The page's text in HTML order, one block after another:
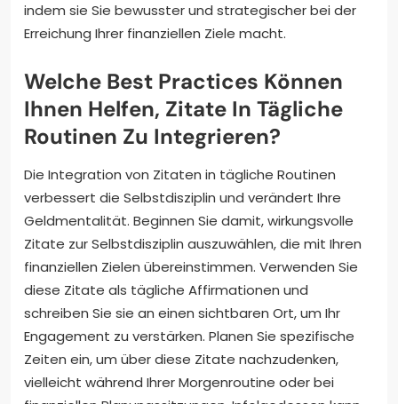
indem sie Sie bewusster und strategischer bei der
Erreichung Ihrer finanziellen Ziele macht.
Welche Best Practices Können
Ihnen Helfen, Zitate In Tägliche
Routinen Zu Integrieren?
Die Integration von Zitaten in tägliche Routinen
verbessert die Selbstdisziplin und verändert Ihre
Geldmentalität. Beginnen Sie damit, wirkungsvolle
Zitate zur Selbstdisziplin auszuwählen, die mit Ihren
finanziellen Zielen übereinstimmen. Verwenden Sie
diese Zitate als tägliche Affirmationen und
schreiben Sie sie an einen sichtbaren Ort, um Ihr
Engagement zu verstärken. Planen Sie spezifische
Zeiten ein, um über diese Zitate nachzudenken,
vielleicht während Ihrer Morgenroutine oder bei